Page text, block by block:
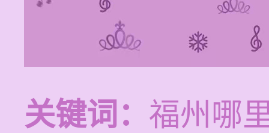
关键词： 福州哪